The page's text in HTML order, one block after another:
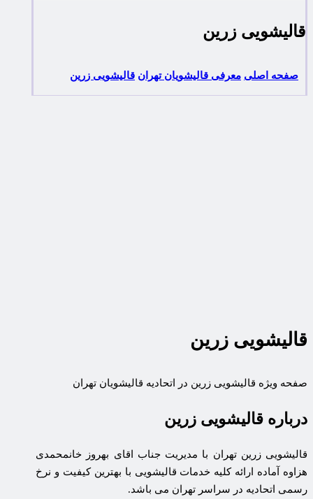
قالیشویی زرین
صفحه اصلی معرفی قالیشویان تهران قالیشویی زرین
قالیشویی زرین
صفحه ویژه قالیشویی زرین در اتحادیه قالیشویان تهران
درباره قالیشویی زرین
قالیشویی زرین تهران با مدیریت جناب اقای بهروز خانمحمدی
هزاوه آماده ارائه کلیه خدمات قالیشویی با بهترین کیفیت و نرخ
رسمی اتحادیه در سراسر تهران می باشد.